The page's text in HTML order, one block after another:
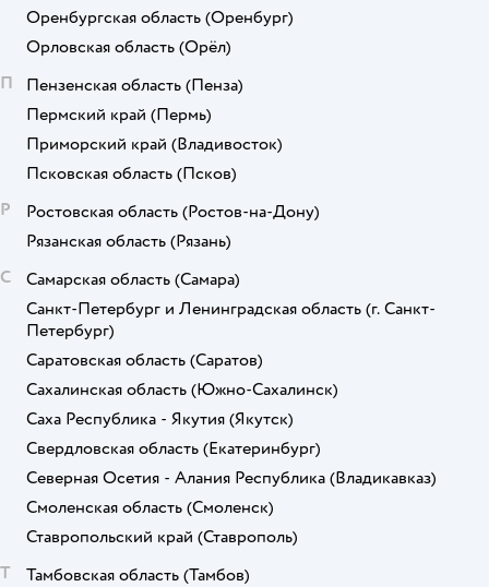
Оренбургская область (Оренбург)
Орловская область (Орёл)
П
Пензенская область (Пенза)
Пермский край (Пермь)
Приморский край (Владивосток)
Псковская область (Псков)
Р
Ростовская область (Ростов-на-Дону)
Рязанская область (Рязань)
С
Самарская область (Самара)
Санкт-Петербург и Ленинградская область (г. Санкт-
Петербург)
Саратовская область (Саратов)
Сахалинская область (Южно-Сахалинск)
Саха Республика - Якутия (Якутск)
Свердловская область (Екатеринбург)
Северная Осетия - Алания Республика (Владикавказ)
Смоленская область (Смоленск)
Ставропольский край (Ставрополь)
Т
Тамбовская область (Тамбов)